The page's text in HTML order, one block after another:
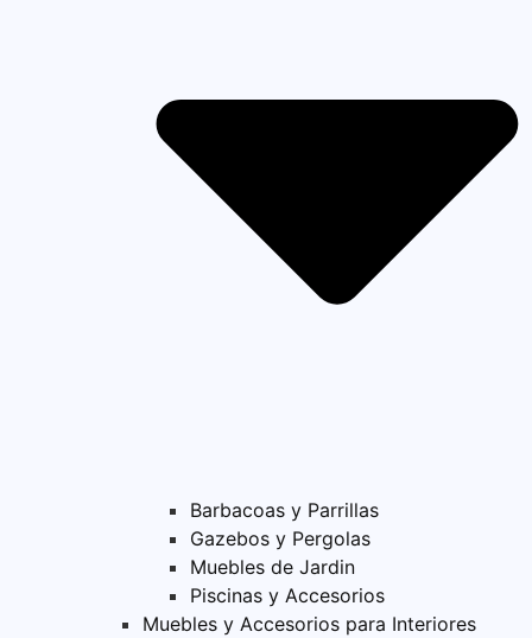
Barbacoas y Parrillas
Gazebos y Pergolas
Muebles de Jardin
Piscinas y Accesorios
Muebles y Accesorios para Interiores